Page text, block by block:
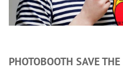
PHOTOBOOTH SAVE